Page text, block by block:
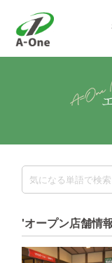
株式
'オープン店舗情